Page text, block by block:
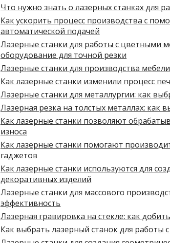
Что нужно знать о лазерных станках для
Как ускорить процесс производства с
автоматической подачей
Лазерные станки для работы с цветными
оборудование для точной резки
Лазерные станки для производства
Как лазерные станки изменили процесс
Лазерные станки для металлургии: как
Лазерная резка на толстых металлах: как
Как лазерные станки позволяют
износа
Как лазерные станки помогают
гаджетов
Как лазерные станки используются для
декоративных изделий
Лазерные станки для массового
эффективность
Лазерная гравировка на стекле: как
Как выбрать лазерный станок для работы